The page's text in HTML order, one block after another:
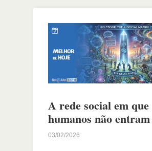
A rede social em que
humanos não entram
03/02/2026